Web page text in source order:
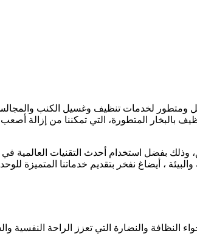
لخدمات تنظيف وغسيل الكنب
بالبخار المتطورة، التي تمكننا من
وذلك بفضل استخدام أحدث التقنيات
، أيضاغ نفخر بتقديم خدماتنا المتميزة
النظافة والنضارة التي تعزز الراحة النفسية